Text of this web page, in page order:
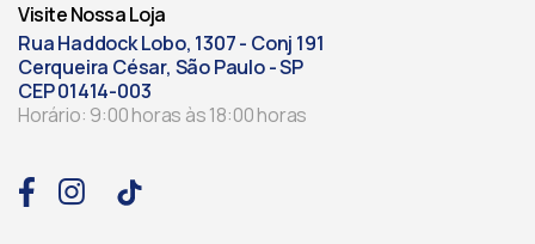
Visite Nossa Loja
Rua Haddock Lobo, 1307 - Conj 191
Cerqueira César, São Paulo - SP
CEP 01414-003
Horário: 9:00 horas às 18:00 horas